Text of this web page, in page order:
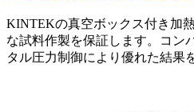
KINTEKの真空ボックス付き加
な試料作製を保証します。コン
タル圧力制御により優れた結果